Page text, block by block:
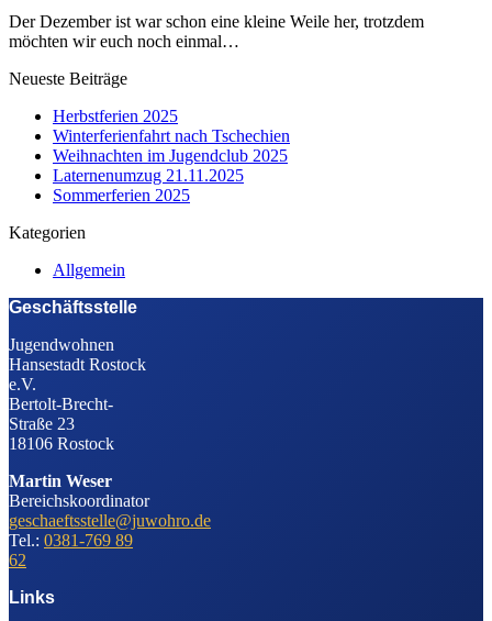
Der Dezember ist war schon eine kleine Weile her, trotzdem
möchten wir euch noch einmal…
Neueste Beiträge
Herbstferien 2025
Winterferienfahrt nach Tschechien
Weihnachten im Jugendclub 2025
Laternenumzug 21.11.2025
Sommerferien 2025
Kategorien
Allgemein
Geschäftsstelle
Jugendwohnen
Hansestadt Rostock
e.V.
Bertolt-Brecht-
Straße 23
18106 Rostock
Martin Weser
Bereichskoordinator
geschaeftsstelle@juwohro.de
Tel.: 0381-769 89
62
Links